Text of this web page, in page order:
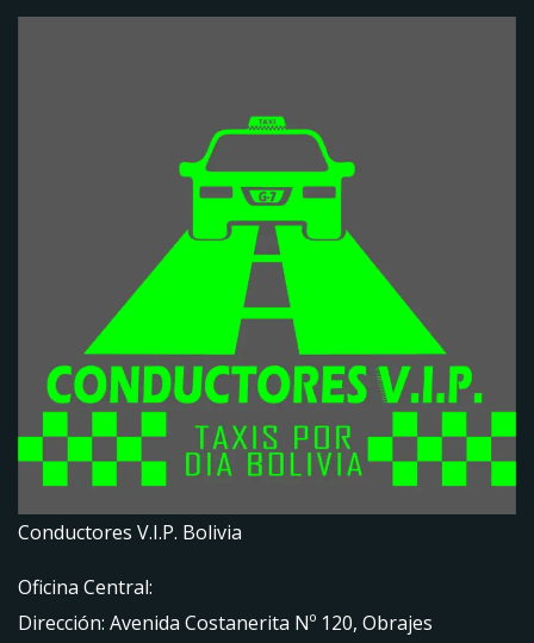
Conductores V.I.P. Bolivia
Oficina Central:
Dirección: Avenida Costanerita Nº 120, Obrajes